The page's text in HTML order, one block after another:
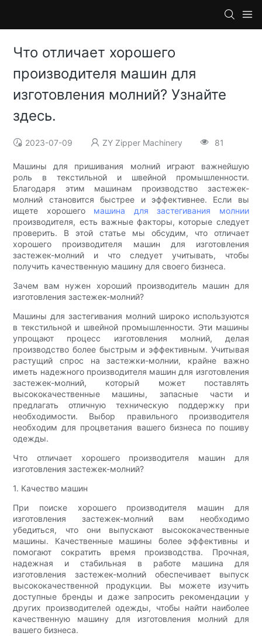
Что отличает хорошего
производителя машин для
изготовления молний? Узнайте
здесь.
2023-07-09 ZY Zipper Machinery 81
Машины для пришивания молний играют важнейшую
роль в текстильной и швейной промышленности.
Благодаря этим машинам производство застежек-
молний становится быстрее и эффективнее. Если вы
ищете хорошего машина для застегивания молнии
производителя, есть важные факторы, которые следует
проверить. В этой статье мы обсудим, что отличает
хорошего производителя машин для изготовления
застежек-молний и что следует учитывать, чтобы
получить качественную машину для своего бизнеса.
Зачем вам нужен хороший производитель машин для
изготовления застежек-молний?
Машины для застегивания молний широко используются
в текстильной и швейной промышленности. Эти машины
упрощают процесс изготовления молний, делая
производство более быстрым и эффективным. Учитывая
растущий спрос на застежки-молнии, крайне важно
иметь надежного производителя машин для изготовления
застежек-молний, который может поставлять
высококачественные машины, запасные части и
предлагать отличную техническую поддержку при
необходимости. Выбор правильного производителя
необходим для процветания вашего бизнеса по пошиву
одежды.
Что отличает хорошего производителя машин для
изготовления застежек-молний?
1. Качество машин
При поиске хорошего производителя машин для
изготовления застежек-молний вам необходимо
убедиться, что они выпускают высококачественные
машины. Качественные машины более эффективны и
помогают сократить время производства. Прочная,
надежная и стабильная в работе машина для
изготовления застежек-молний обеспечивает выпуск
высококачественной продукции. Вы можете изучить
доступные бренды и даже запросить рекомендации у
других производителей одежды, чтобы найти наиболее
качественную машину для изготовления молний для
вашего бизнеса.